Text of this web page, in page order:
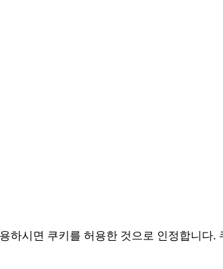
시면 쿠키를 허용한 것으로 인정합니다.